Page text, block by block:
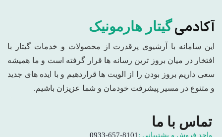
آکادمیگیتار هارمونیک
این سامانه با آرشیوی پرقدرت از محصولات و خدمات گیتار با
افتخار در میان بروز ترین رسانه ها قرار گرفته است و ما همیشه
سعی داریم بروز بودن را از الویت ها قراردهیم و با ایده های جدید
و متنوع در مسیر پیشرفت خودمان و شما عزیزان باشیم.
تماس با ما
واحد فروش و پشتیبانی : 0933-657-8101